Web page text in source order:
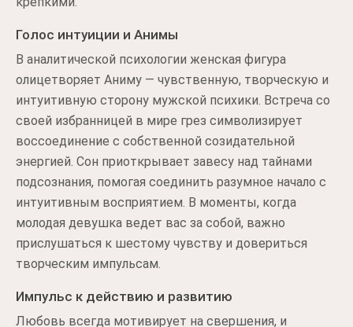
Голос интуиции и Анимы
В аналитической психологии женская фигура
олицетворяет Аниму — чувственную, творческую и
интуитивную сторону мужской психики. Встреча со
своей избранницей в мире грез символизирует
воссоединение с собственной созидательной
энергией. Сон приоткрывает завесу над тайнами
подсознания, помогая соединить разумное начало с
интуитивным восприятием. В моменты, когда
молодая девушка ведет вас за собой, важно
прислушаться к шестому чувству и довериться
творческим импульсам.
Импульс к действию и развитию
Любовь всегда мотивирует на свершения, и